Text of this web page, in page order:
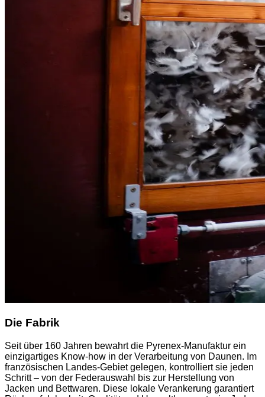
Die Fabrik
Seit über 160 Jahren bewahrt die Pyrenex-Manufaktur ein
einzigartiges Know-how in der Verarbeitung von Daunen. Im
französischen Landes-Gebiet gelegen, kontrolliert sie jeden
Schritt – von der Federauswahl bis zur Herstellung von
Jacken und Bettwaren. Diese lokale Verankerung garantiert